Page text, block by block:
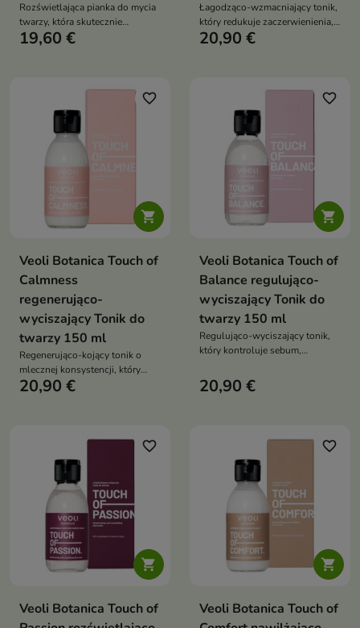
Rozświetlająca pianka do mycia
twarzy, która skutecznie
oczyszcza skórę, przywraca jej
19,60 €
Łagodząco-wzmacniający tonik,
który redukuje zaczerwienienia,
koi skórę i wspiera odbudowę jej
20,90 €

favorite_border
Veoli Botanica Touch of
Calmness
regenerująco-
wyciszający Tonik do
twarzy 150 ml
Regenerująco-kojący tonik o
mlecznej konsystencji, który
natychmiast łagodzi
20,90 €

favorite_border
Veoli Botanica Touch of
Balance regulująco-
wyciszający Tonik do
twarzy 150 ml
Regulująco-wyciszający tonik,
który kontroluje sebum,
przywraca skórze równowagę
20,90 €

favorite_border
Veoli Botanica Touch of

favorite_border
Veoli Botanica Touch of